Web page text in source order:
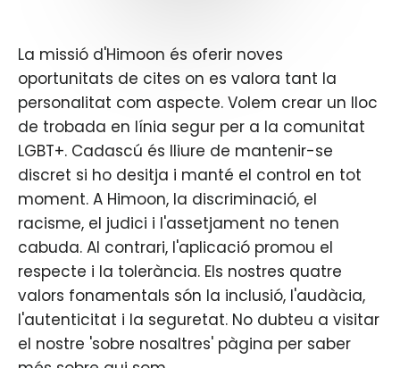
La missió d'Himoon és oferir noves
oportunitats de cites on es valora tant la
personalitat com aspecte. Volem crear un lloc
de trobada en línia segur per a la comunitat
LGBT+. Cadascú és lliure de mantenir-se
discret si ho desitja i manté el control en tot
moment. A Himoon, la discriminació, el
racisme, el judici i l'assetjament no tenen
cabuda. Al contrari, l'aplicació promou el
respecte i la tolerància. Els nostres quatre
valors fonamentals són la inclusió, l'audàcia,
l'autenticitat i la seguretat. No dubteu a visitar
el nostre 'sobre nosaltres' pàgina per saber